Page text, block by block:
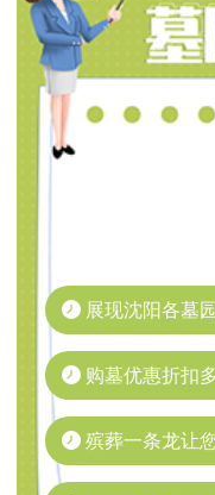
展现沈阳各墓
购墓优惠折扣
殡葬一条龙让